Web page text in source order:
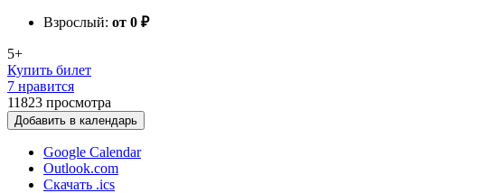
Взрослый: от 0 ₽
5+
Купить билет
7 нравится
11823 просмотра
Добавить в календарь
Google Calendar
Outlook.com
Скачать .ics